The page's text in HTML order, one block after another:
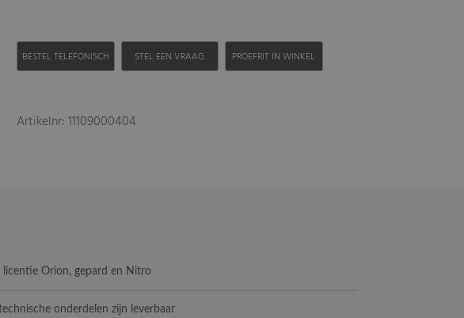
BESTEL TELEFONISCH STEL EEN VRAAG PROEFRIT IN WINKEL
Artikelnr: 11109000404
licentie Orion, gepard en Nitro
onderdelen zijn leverbaar